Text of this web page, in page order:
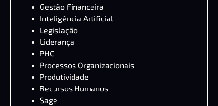
Gestão Financeira
Inteligência Artificial
Legislação
Liderança
PHC
Processos Organizacionais
Produtividade
Recursos Humanos
Sage